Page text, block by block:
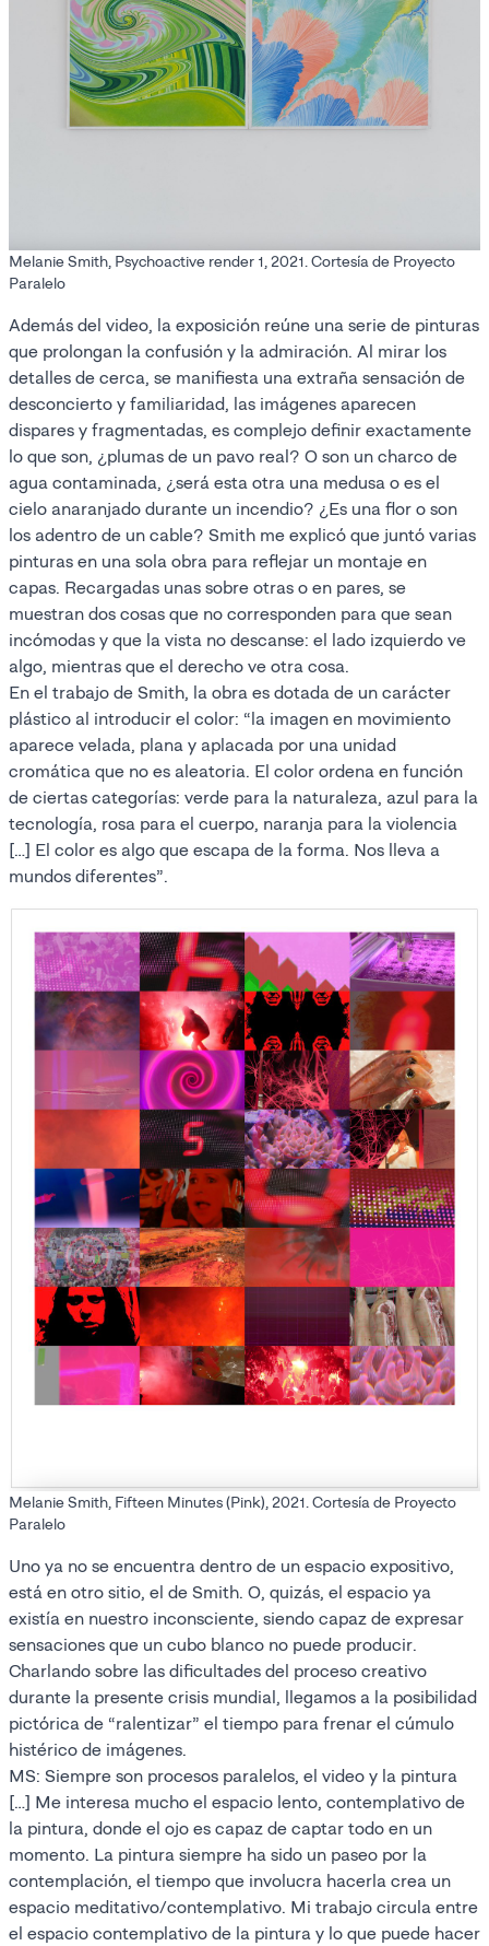
Melanie Smith, Psychoactive render 1, 2021. Cortesía de Proyecto
Paralelo
Además del video, la exposición reúne una serie de pinturas
que prolongan la confusión y la admiración. Al mirar los
detalles de cerca, se manifiesta una extraña sensación de
desconcierto y familiaridad, las imágenes aparecen
dispares y fragmentadas, es complejo definir exactamente
lo que son, ¿plumas de un pavo real? O son un charco de
agua contaminada, ¿será esta otra una medusa o es el
cielo anaranjado durante un incendio? ¿Es una flor o son
los adentro de un cable? Smith me explicó que juntó varias
pinturas en una sola obra para reflejar un montaje en
capas. Recargadas unas sobre otras o en pares, se
muestran dos cosas que no corresponden para que sean
incómodas y que la vista no descanse: el lado izquierdo ve
algo, mientras que el derecho ve otra cosa.
En el trabajo de Smith, la obra es dotada de un carácter
plástico al introducir el color: “la imagen en movimiento
aparece velada, plana y aplacada por una unidad
cromática que no es aleatoria. El color ordena en función
de ciertas categorías: verde para la naturaleza, azul para la
tecnología, rosa para el cuerpo, naranja para la violencia
[…] El color es algo que escapa de la forma. Nos lleva a
mundos diferentes”.
Melanie Smith, Fifteen Minutes (Pink), 2021. Cortesía de Proyecto
Paralelo
Uno ya no se encuentra dentro de un espacio expositivo,
está en otro sitio, el de Smith. O, quizás, el espacio ya
existía en nuestro inconsciente, siendo capaz de expresar
sensaciones que un cubo blanco no puede producir.
Charlando sobre las dificultades del proceso creativo
durante la presente crisis mundial, llegamos a la posibilidad
pictórica de “ralentizar” el tiempo para frenar el cúmulo
histérico de imágenes.
MS: Siempre son procesos paralelos, el video y la pintura
[…] Me interesa mucho el espacio lento, contemplativo de
la pintura, donde el ojo es capaz de captar todo en un
momento. La pintura siempre ha sido un paseo por la
contemplación, el tiempo que involucra hacerla crea un
espacio meditativo/contemplativo. Mi trabajo circula entre
el espacio contemplativo de la pintura y lo que puede hacer